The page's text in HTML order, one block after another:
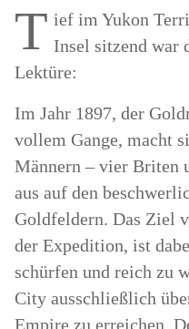
T ief im Yukon
Insel sitzend war
Lektüre:
Im Jahr 1897, der
vollem Gange, macht
Männern – vier Briten
aus auf den
Goldfeldern. Das Ziel
der Expedition, ist
schürfen und reich zu
City ausschließlich
Empire zu erreichen.